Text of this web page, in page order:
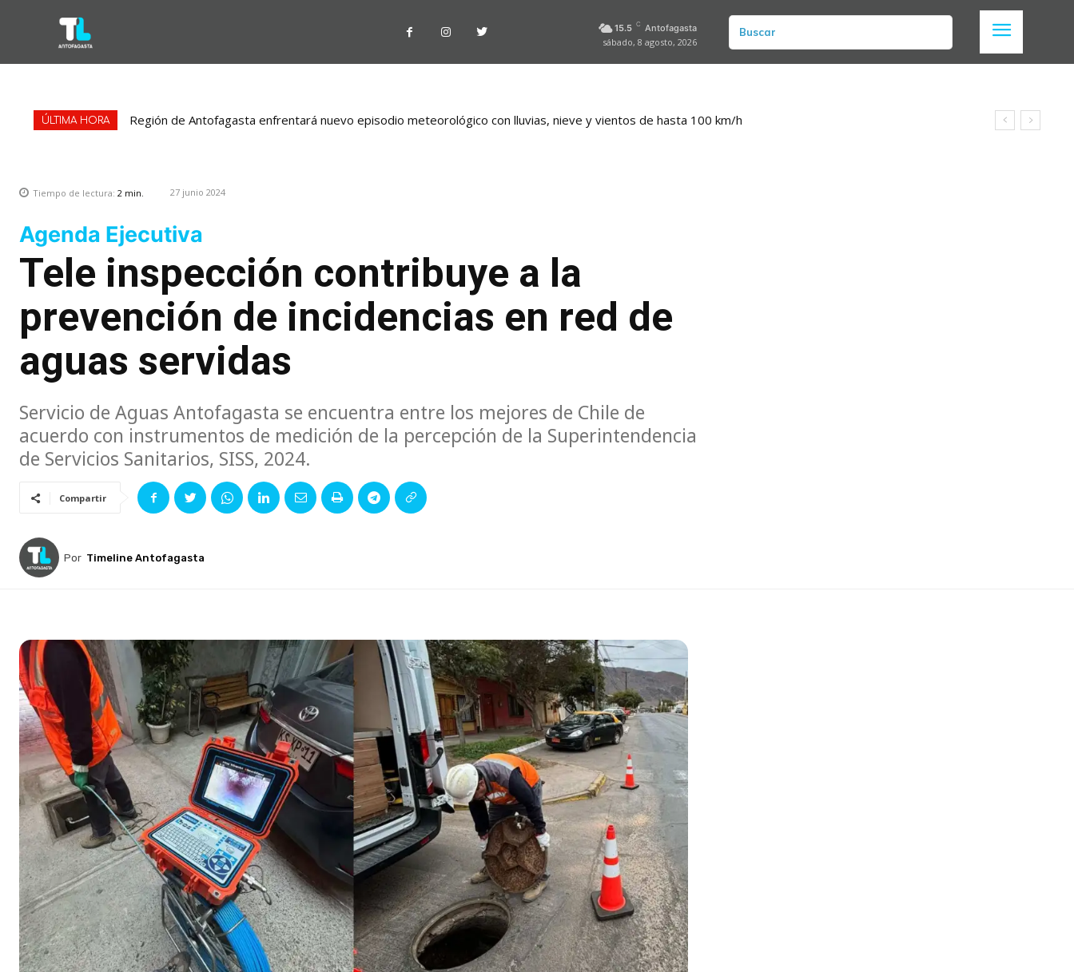
15.5 C Antofagasta
sábado, 8 agosto, 2026
Buscar
ÚLTIMA HORA Región de Antofagasta enfrentará nuevo episodio meteorológico con lluvias, nieve y vientos de hasta 100 km/h
Tiempo de lectura: 2 min. 27 junio 2024
Agenda Ejecutiva
Tele inspección contribuye a la
prevención de incidencias en red de
aguas servidas
Servicio de Aguas Antofagasta se encuentra entre los mejores de Chile de
acuerdo con instrumentos de medición de la percepción de la Superintendencia
de Servicios Sanitarios, SISS, 2024.
Compartir
Por Timeline Antofagasta